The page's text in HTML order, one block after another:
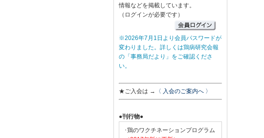
情報などを掲載しています。
（ログインが必要です）
※2026年7月1日より会員パスワードが
変わりました。詳しくは鶏病研究会報
の「事務局だより」をご確認くださ
い。
★ご入会は → 〈 入会のご案内へ 〉
●刊行物●
･鶏のワクチネーションプログラム